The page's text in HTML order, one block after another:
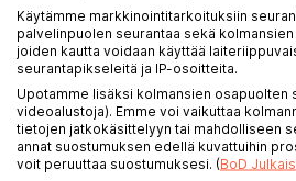
Käytämme markkinointitarkoituksiin
palvelinpuolen seurantaa sekä
joiden kautta voidaan käyttää
seurantapikseleitä ja IP-osoitteita.
Upotamme lisäksi kolmansien osapuolten
videoalustoja). Emme voi vaikuttaa
tietojen jatkokäsittelyyn tai mahdolliseen
annat suostumuksen edellä kuvattuihin
voit peruuttaa suostumuksesi. (BoD